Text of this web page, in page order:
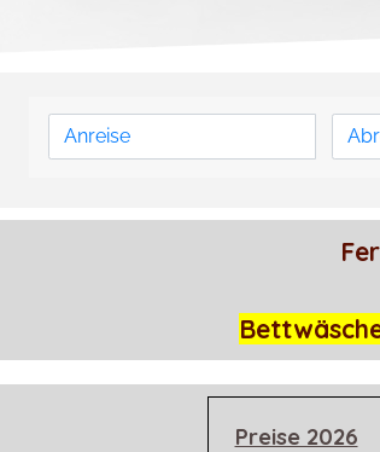
Preise 2026